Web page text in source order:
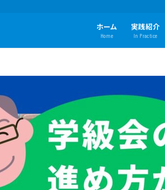
ホーム
Home
実践紹介
In Practice